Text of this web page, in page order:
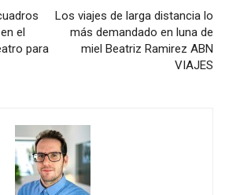
el
para
Los viajes de larga distancia lo
más demandado en luna de
miel Beatriz Ramirez ABN
VIAJES